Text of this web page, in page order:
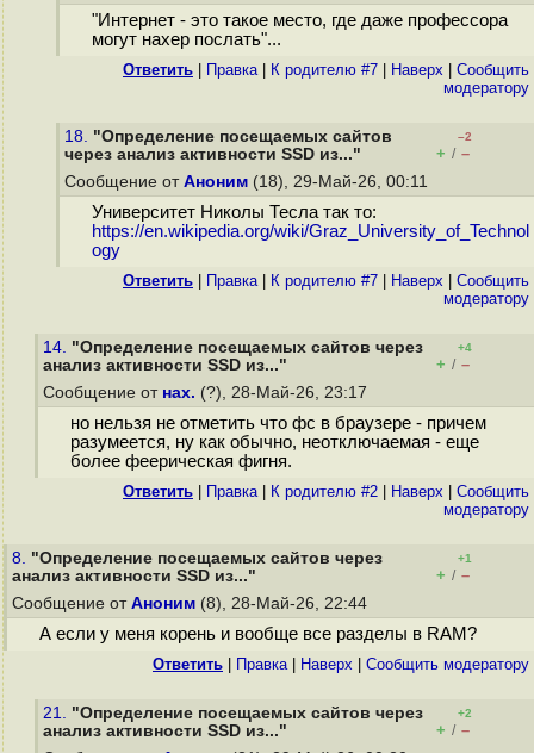
"Интернет - это такое место, где даже профессора
могут нахер послать"...
Ответить Правка| К родителю #7 Наверх
Cообщить
модератору
18. "Определение посещаемых сайтов
через анализ активности SSD из..."
–2
+ / –
Сообщение от Аноним (18), 29-Май-26, 00:11
Университет Николы Тесла так то:
https://en.wikipedia.org/wiki/Graz_University_of_Technol
ogy
Ответить Правка| К родителю #7 Наверх
Cообщить
модератору
14. "Определение посещаемых сайтов через
анализ активности SSD из..."
+4
+ / –
Сообщение от нах. (?), 28-Май-26, 23:17
но нельзя не отметить что фс в браузере - причем
разумеется, ну как обычно, неотключаемая - еще
более феерическая фигня.
Ответить Правка| К родителю #2 Наверх
Cообщить
модератору
8. "Определение посещаемых сайтов через
анализ активности SSD из..."
+1
+ / –
Сообщение от Аноним (8), 28-Май-26, 22:44
А если у меня корень и вообще все разделы в RAM?
Ответить Правка| Наверх Cообщить модератору
21. "Определение посещаемых сайтов через
анализ активности SSD из..."
+2
+ / –